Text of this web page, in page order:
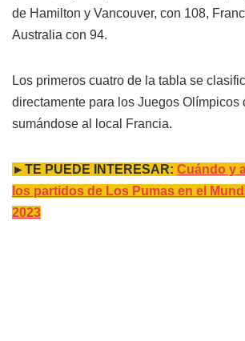
de Hamilton y Vancouver, con 108,
Australia con 94.
Los primeros cuatro de la tabla se
directamente para los Juegos Olímpicos
sumándose al local Francia.
►TE PUEDE INTERESAR: Cuándo y
los partidos de Los Pumas en el
2023